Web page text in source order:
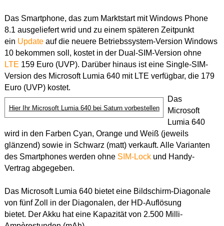
Das Smartphone, das zum Marktstart mit Windows Phone
8.1 ausgeliefert wrid und zu einem späteren Zeitpunkt
ein Updateauf die neuere Betriebssystem-Version Windows
10 bekommen soll, kostet in der Dual-SIM-Version ohne
LTE 159 Euro (UVP). Darüber hinaus ist eine Single-SIM-
Version des Microsoft Lumia 640 mit LTE verfügbar, die 179
Euro (UVP) kostet.
Hier Ihr Microsoft Lumia 640 bei Saturn vorbestellen
Das
Microsoft
Lumia 640
wird in den Farben Cyan, Orange und Weiß (jeweils
glänzend) sowie in Schwarz (matt) verkauft. Alle Varianten
des Smartphones werden ohne SIM-Lockund Handy-
Vertrag abgegeben.
Das Microsoft Lumia 640 bietet eine Bildschirm-Diagonale
von fünf Zoll in der Diagonalen, der HD-Auflösung
bietet. Der Akku hat eine Kapazität von 2.500 Milli-